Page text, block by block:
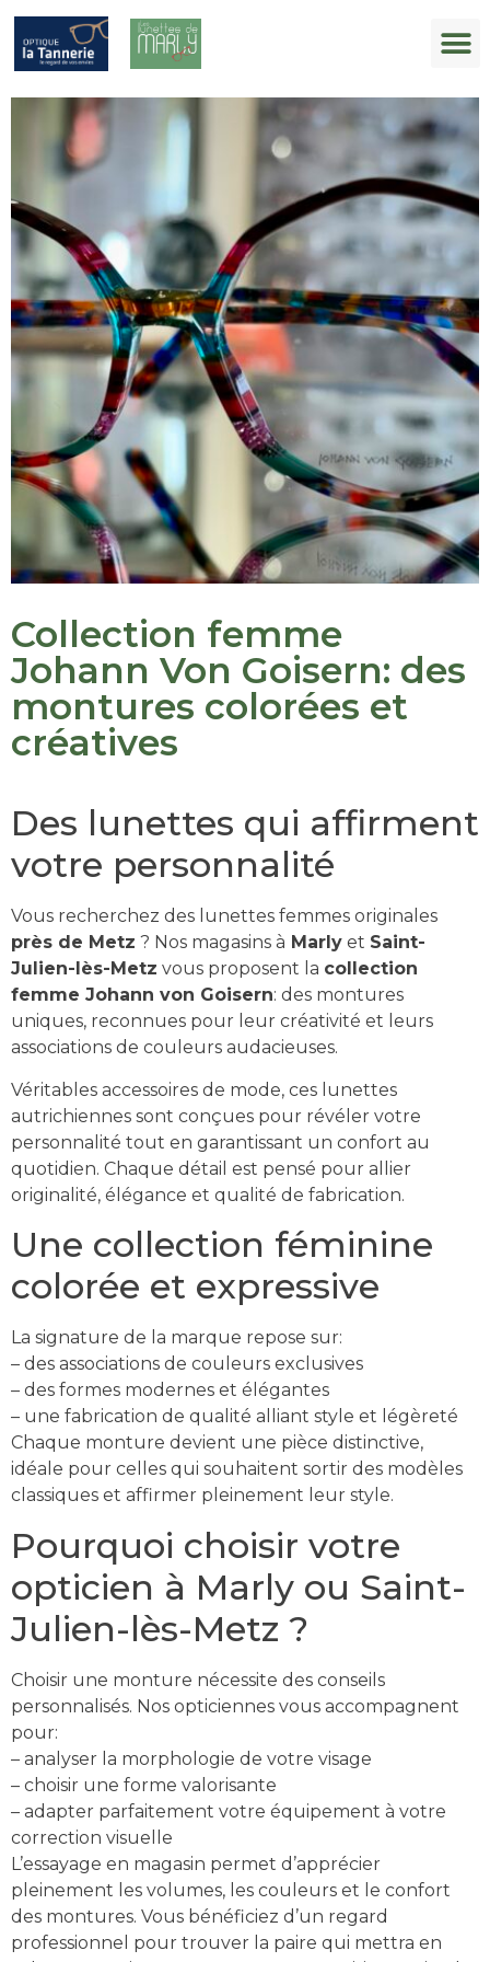
Collection femme
Johann Von Goisern: des
montures colorées et
créatives
Des lunettes qui affirment
votre personnalité
Vous recherchez des lunettes femmes originales
près de Metz ? Nos magasins à Marly et Saint-
Julien-lès-Metz vous proposent la collection
femme Johann von Goisern: des montures
uniques, reconnues pour leur créativité et leurs
associations de couleurs audacieuses.
Véritables accessoires de mode, ces lunettes
autrichiennes sont conçues pour révéler votre
personnalité tout en garantissant un confort au
quotidien. Chaque détail est pensé pour allier
originalité, élégance et qualité de fabrication.
Une collection féminine
colorée et expressive
La signature de la marque repose sur:
– des associations de couleurs exclusives
– des formes modernes et élégantes
– une fabrication de qualité alliant style et légèreté
Chaque monture devient une pièce distinctive,
idéale pour celles qui souhaitent sortir des modèles
classiques et affirmer pleinement leur style.
Pourquoi choisir votre
opticien à Marly ou Saint-
Julien-lès-Metz ?
Choisir une monture nécessite des conseils
personnalisés. Nos opticiennes vous accompagnent
pour:
– analyser la morphologie de votre visage
– choisir une forme valorisante
– adapter parfaitement votre équipement à votre
correction visuelle
L’essayage en magasin permet d’apprécier
pleinement les volumes, les couleurs et le confort
des montures. Vous bénéficiez d’un regard
professionnel pour trouver la paire qui mettra en